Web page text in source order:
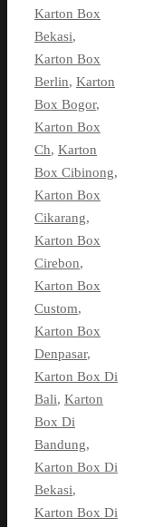
Karton Box
Bekasi,
Karton Box
Berlin, Karton
Box Bogor,
Karton Box
Ch, Karton
Box Cibinong,
Karton Box
Cikarang,
Karton Box
Cirebon,
Karton Box
Custom,
Karton Box
Denpasar,
Karton Box Di
Bali, Karton
Box Di
Bandung,
Karton Box Di
Bekasi,
Karton Box Di